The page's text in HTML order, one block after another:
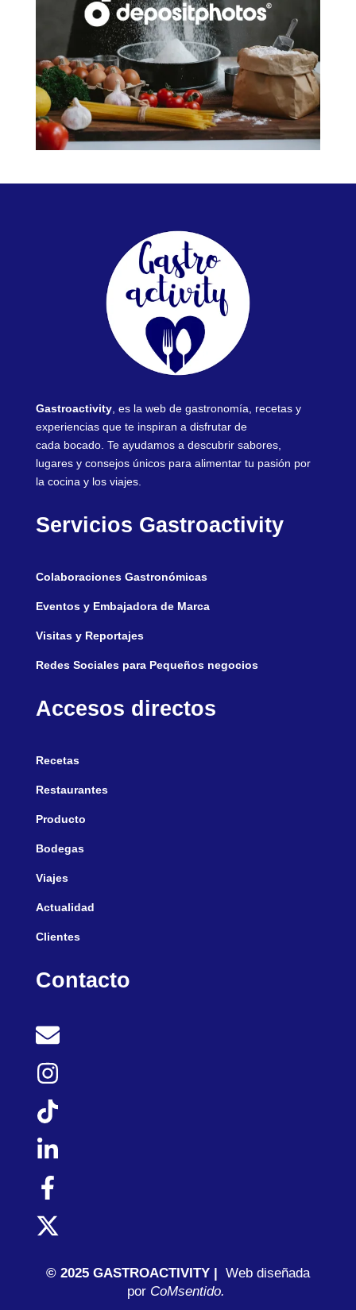
Gastroactivity, es la web de gastronomía, recetas y
experiencias que te inspiran a disfrutar de
cada bocado. Te ayudamos a descubrir sabores,
lugares y consejos únicos para alimentar tu pasión por
la cocina y los viajes.
Servicios Gastroactivity
Colaboraciones Gastronómicas
Eventos y Embajadora de Marca
Visitas y Reportajes
Redes Sociales para Pequeños negocios
Accesos directos
Recetas
Restaurantes
Producto
Bodegas
Viajes
Actualidad
Clientes
Contacto
© 2025 GASTROACTIVITY |
Web diseñada
porCoMsentido.